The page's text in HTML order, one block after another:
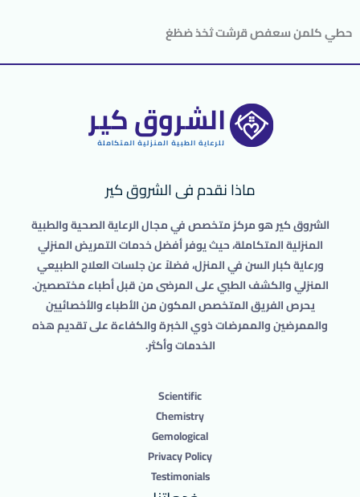
حطي كلمن سعفص قرشت ثخذ ضظغ
ماذا نقدم فى الشروق كير
الشروق كير هو مركز متخصص في مجال الرعاية الصحية والطبية
المنزلية المتكاملة، حيث يوفر أفضل خدمات التمريض المنزلي
ورعاية كبار السن في المنزل، فضلاً عن جلسات العلاج الطبيعي
المنزلي والكشف الطبي على المرضى من قبل أطباء مختصصين.
يحرص الفريق المتخصص المكون من الأطباء والأخصائيين
والممرضين والممرضات ذوي الخبرة والكفاءة على تقديم هذه
الخدمات وأكثر.
Scientific
Chemistry
Gemological
Privacy Policy
Testimonials